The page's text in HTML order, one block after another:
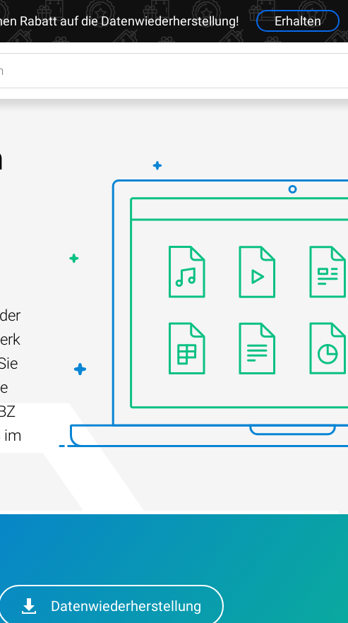
Rabatt auf die Datenwiederherstellung! Erhalten
im
Datenwiederherstellung